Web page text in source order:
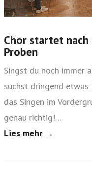
Chor startet
Proben
Singst du noch immer
suchst dringend
das Singen im
genau richtig!…
Lies mehr →